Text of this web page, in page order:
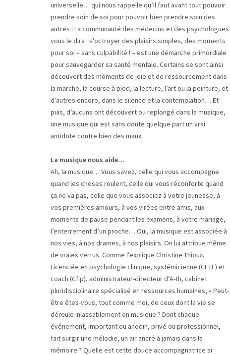
universelle… qui nous rappelle qu’il faut avant tout pouvoir
prendre soin de soi pour pouvoir bien prendre soin des
autres ! La communauté des médecins et des psychologues
vous le dira : s’octroyer des plaisirs simples, des moments
pour soi – sans culpabilité ! – est une démarche primordiale
pour sauvegarder sa santé mentale. Certains se sont ainsi
découvert des moments de joie et de ressourcement dans
la marche, la course à pied, la lecture, l’art ou la peinture, et
d’autres encore, dans le silence et la contemplation… Et
puis, d’aucuns ont découvert ou replongé dans la musique,
une musique qui est sans doute quelque part un vrai
antidote contre bien des maux.
La musique nous aide…
Ah, la musique… Vous savez, celle qui vous accompagne
quand les choses roulent, celle qui vous réconforte quand
ça ne va pas, celle que vous associez à votre jeunesse, à
vos premières amours, à vos virées entre amis, aux
moments de pause pendant les examens, à votre mariage,
l’enterrement d’un proche… Oui, la musique est associée à
nos vies, à nos drames, à nos plaisirs. On lui attribue même
de vraies vertus. Comme l’explique Christine Thioux,
Licenciée en psychologie clinique, systémicienne (CFTF) et
coach (Cfip), administrateur-directeur d’A-th, cabinet
pluridisciplinaire spécialisé en ressources humaines, « Peut-
être êtes-vous, tout comme moi, de ceux dont la vie se
déroule inlassablement en musique ? Dont chaque
événement, important ou anodin, privé ou professionnel,
fait surgir une mélodie, un air ancré à jamais dans la
mémoire ? Quelle est cette douce accompagnatrice si